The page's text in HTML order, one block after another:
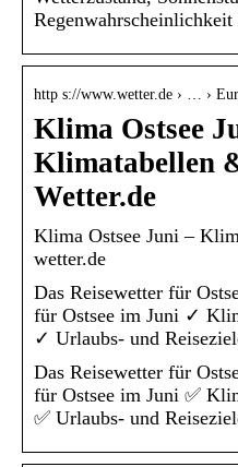
http s://www.wetter.de › … ›
Klima Ostsee
Klimatabellen
Wetter.de
Klima Ostsee Juni –
wetter.de
Das Reisewetter für
für Ostsee im Juni ✓
✓ Urlaubs- und
Das Reisewetter für
für Ostsee im Juni ✅
✅ Urlaubs- und